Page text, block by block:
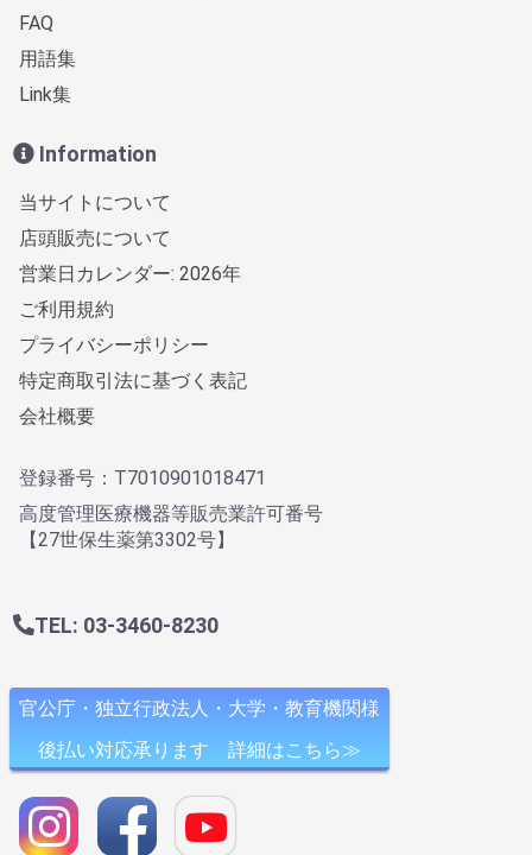
FAQ
用語集
Link集
Information
当サイトについて
店頭販売について
営業日カレンダー: 2026年
ご利用規約
プライバシーポリシー
特定商取引法に基づく表記
会社概要
登録番号：T7010901018471
高度管理医療機器等販売業許可番号
【27世保生薬第3302号】
TEL: 03-3460-8230
官公庁・独立行政法人・大学・教育機関様
後払い対応承ります 詳細はこちら≫